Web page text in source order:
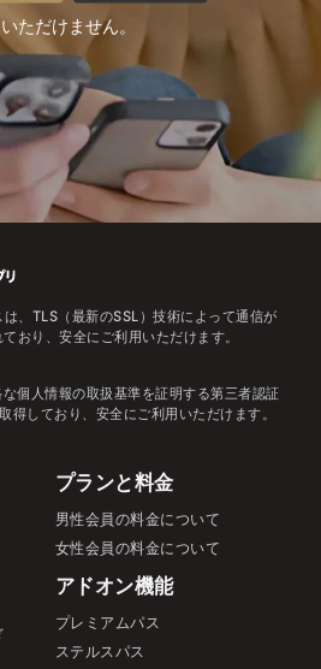
ただけません。
は、TLS（最新のSSL）技術によって通信が
おり、安全にご利用いただけます。
個人情報の取扱基準を証明する第三者認証
得しており、安全にご利用いただけます。
プランと料金
男性会員の料金について
女性会員の料金について
アドオン機能
プレミアムパス
ステルスパス